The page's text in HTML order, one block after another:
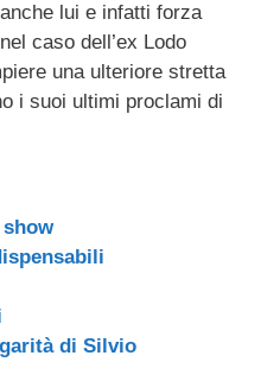
lui e infatti forza
caso dell’ex Lodo
una ulteriore stretta
i suoi ultimi proclami di
di Silvio